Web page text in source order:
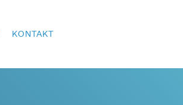
KONTAKT